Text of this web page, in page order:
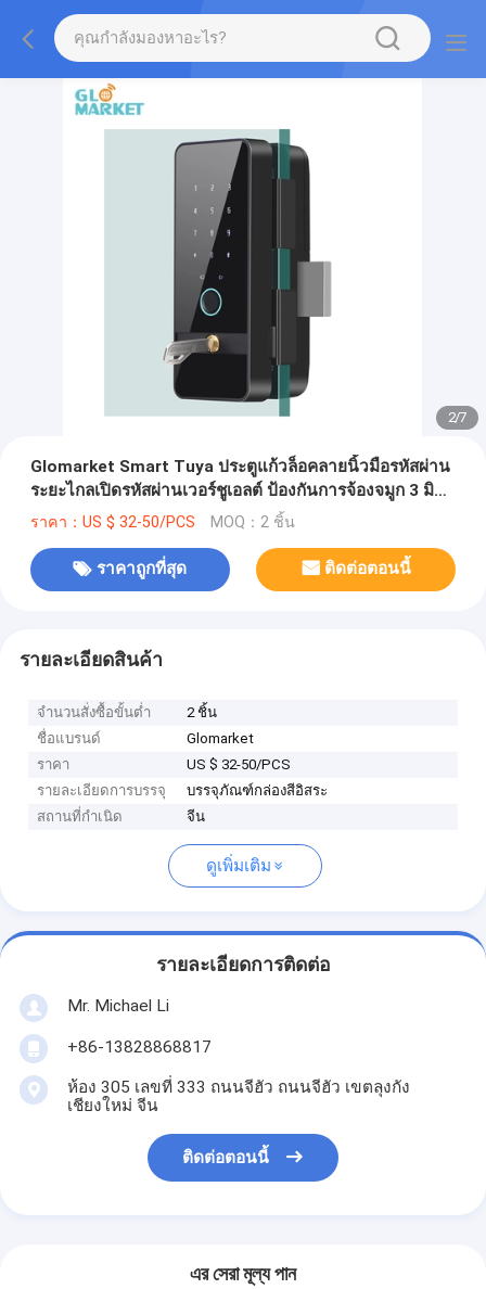
2/7
Glomarket Smart Tuya ประตูแก้วล็อคลายนิ้วมือรหัสผ่าน
ระยะไกลเปิดรหัสผ่านเวอร์ชูเอลต์ ป้องกันการจ้องจมูก 3 มิติ
ล็อคหน้า
ราคา：US $ 32-50/PCS MOQ：2 ชิ้น
ราคาถูกที่สุด ติดต่อตอนนี้
รายละเอียดสินค้า
จำนวนสั่งซื้อขั้นต่ำ
2 ชิ้น
ชื่อแบรนด์
Glomarket
ราคา
US $ 32-50/PCS
รายละเอียดการบรรจุ
บรรจุภัณฑ์กล่องสีอิสระ
สถานที่กำเนิด
จีน
ดูเพิ่มเติม
รายละเอียดการติดต่อ
Mr. Michael Li
+86-13828868817
ห้อง 305 เลขที่ 333 ถนนจีฮัว ถนนจีฮัว เขตลุงกัง
เชียงใหม่ จีน
ติดต่อตอนนี้
এর সেরা মূল্য পান